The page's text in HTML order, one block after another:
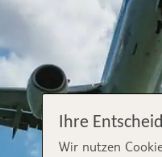
Ihre
Wir nutzen